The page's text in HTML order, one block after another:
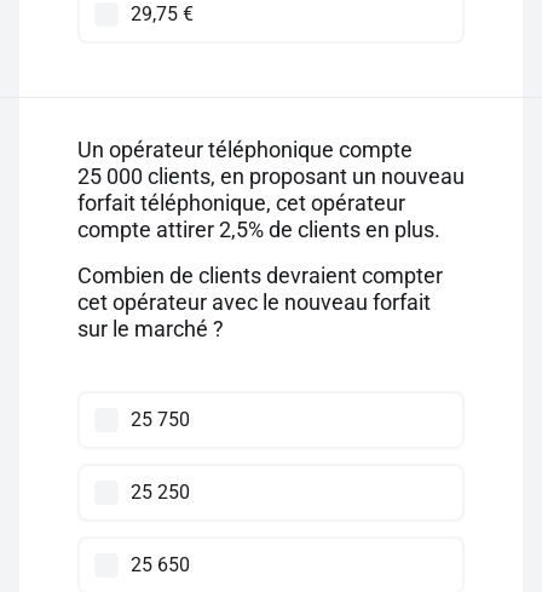
29,75 €
Un opérateur téléphonique compte
25 000 clients, en proposant un nouveau
forfait téléphonique, cet opérateur
compte attirer 2,5% de clients en plus.
Combien de clients devraient compter
cet opérateur avec le nouveau forfait
sur le marché ?
25 750
25 250
25 650